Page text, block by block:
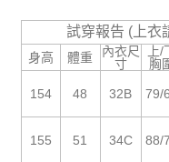
試穿報告 (上衣
身高 體重
內衣尺
寸
上/
胸
154 48 32B 79/
155 51 34C 88/